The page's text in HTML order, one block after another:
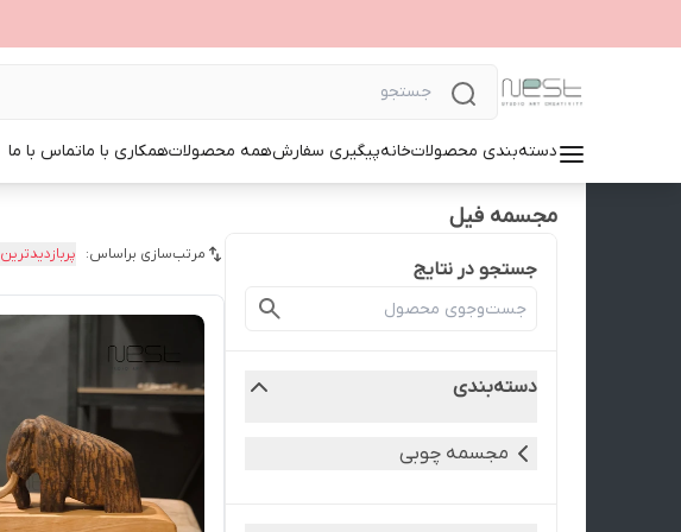
دسته‌بندی محصولاتخانهپیگیری سفارشهمه محصولاتهمکاری با ماتماس با ما
مجسمه فیل
جستجو در نتایج
دسته‌بندی
مجسمه چوبی
مرتب‌سازی براساس: پربازدیدترین